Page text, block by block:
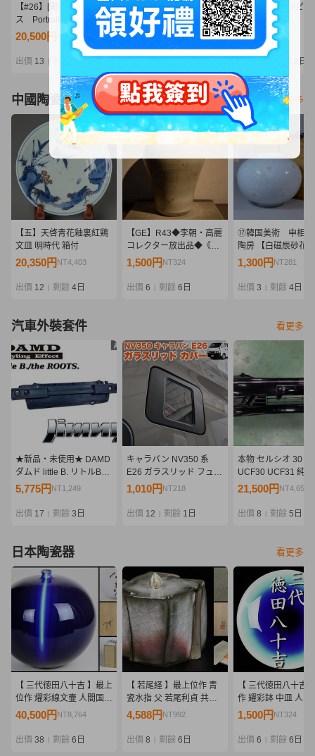
【#26】[開封品]メガハウ
ス Portrait.Of.Pirates
P.O.P WA-MAXIMUM
百獣のカイドウ
20,500円 NT4,436
出價 13 1日
09/A370★ワンピース
Grandista -
MONKEY.D.LUFFY
GEAR5-Ⅲ モンキー・
D・ルフィ ギア5★フィ
ギュア★ニカ★バンダイ
★プライズ★未開封品
1,105円NT239
09/A366★ワンピー
Grandista -
マーシャル・D・テ
チ★黒ひげ★フィギ
ズ★未開封品
670円 NT144
2日
中國陶瓷器 看更多
【五】天啓青花釉裏紅鶏
文皿 明時代 箱付
20,350円 NT4,403
出價 12 剩餘 4日
【GE】R43◆李朝・高麗
コレクター放出品◆《大
名品》時代 李朝白磁壺/中
国 壷 骨董品 時代品 美術
1,500円 NT324
出價 6 剩餘 6日
⑰韓国美術 申相浩
陶房 【白磁辰砂花
壺】共箱 検/楽善斎
1,300円 NT281
出價 3 剩餘 4日
汽車外裝套件 看更多
★新品・未使用★ DAMD
ダムド little B. リトルB
the ROOTS.ザ・ルーツ
パー 外装 エアロ 即納
5,775円 NT1,249
出價 17 剩餘 3日
キャラバン NV350 系
E26 ガラスリッド フュー
エル リッドカバー 給油口
透明 蓋 ふた スケルトン
1,010円 NT218
出價 12 剩餘 1日
本物 セルシオ 30 後
UCF30 UCF31 純
ションフロント バ
スポイラー エアロ
21,500円 NT4,652
出價 8 剩餘 5日
日本陶瓷器 看更多
【 三代徳田八十吉 】最上
位作 燿彩線文壷 人間国宝
共箱 保証
40,500円 NT8,764
出價 38 剩餘 6日
【 若尾経 】最上位作 青
瓷水指 父 若尾利貞 共箱
保証
4,588円 NT992
出價 8 剩餘 6日
【 三代徳田八十吉
作 耀彩鉢 中皿 人間
保証
1,500円 NT324
出價 6 剩餘 6日